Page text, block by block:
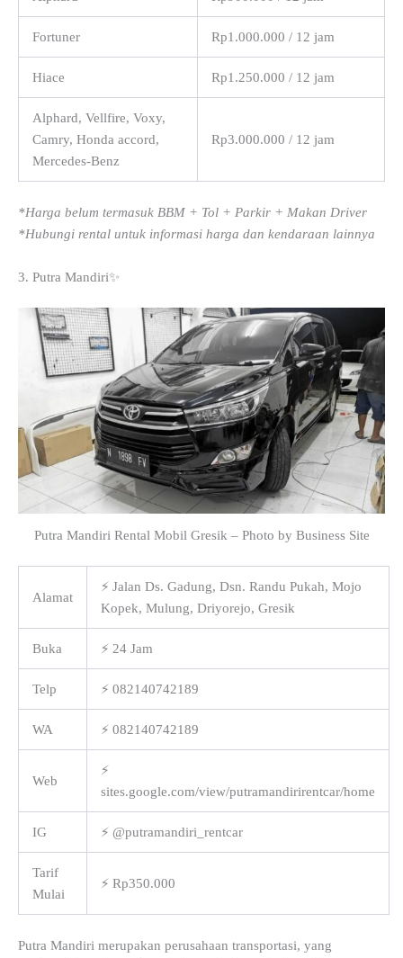
Fortuner Rp1.000.000 / 12 jam
Hiace Rp1.250.000 / 12 jam
Alphard, Vellfire, Voxy,
Camry, Honda accord,
Mercedes-Benz
Rp3.000.000 / 12 jam
*Harga belum termasuk BBM + Tol + Parkir + Makan Driver
*Hubungi rental untuk informasi harga dan kendaraan lainnya
3. Putra Mandiri✨
Putra Mandiri Rental Mobil Gresik – Photo by Business Site
Alamat
⚡ Jalan Ds. Gadung, Dsn. Randu Pukah, Mojo
Kopek, Mulung, Driyorejo, Gresik
Buka ⚡ 24 Jam
Telp ⚡ 082140742189
WA ⚡ 082140742189
Web
⚡
sites.google.com/view/putramandirirentcar/home
IG ⚡ @putramandiri_rentcar
Tarif
Mulai
⚡ Rp350.000
Putra Mandiri merupakan perusahaan transportasi, yang